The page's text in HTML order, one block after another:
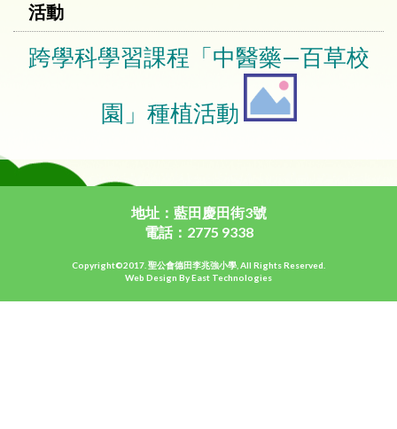
活動
跨學科學習課程「中醫藥—百草校
園」種植活動
地址：藍田慶田街3號
電話：2775 9338
Copyright©2017. 聖公會德田李兆強小學, All Rights Reserved.
Web Design By East Technologies